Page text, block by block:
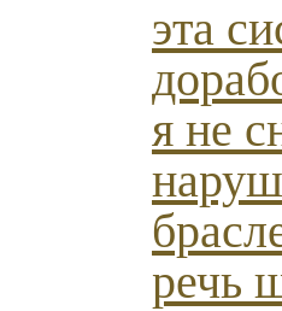
эта
я не
речь